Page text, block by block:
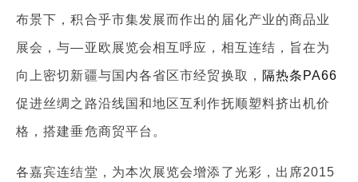
布景下，积合乎市集发展而作出的届化产业的商品业
展会，与—亚欧展览会相互呼应，相互连结，旨在为
向上密切新疆与国内各省区市经贸换取， 隔热条PA66
促进丝绸之路沿线国和地区互利作抚顺塑料挤出机价
格，搭建垂危商贸平台。
各嘉宾连结堂，为本次展览会增添了光彩，出席2015